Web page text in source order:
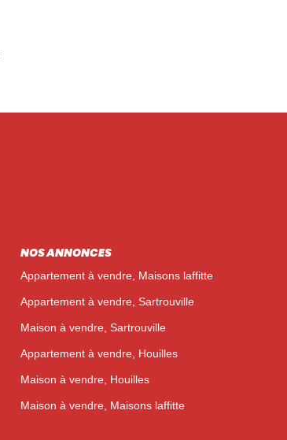
NOS ANNONCES
Appartement à vendre, Maisons laffitte
Appartement à vendre, Sartrouville
Maison à vendre, Sartrouville
Appartement à vendre, Houilles
Maison à vendre, Houilles
Maison à vendre, Maisons laffitte